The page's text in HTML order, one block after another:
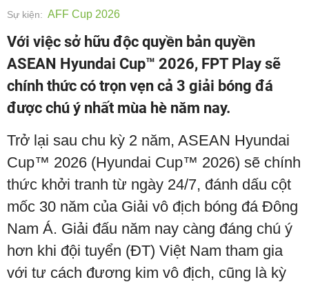
Sự kiện: AFF Cup 2026
Với việc sở hữu độc quyền bản quyền
ASEAN Hyundai Cup™ 2026, FPT Play sẽ
chính thức có trọn vẹn cả 3 giải bóng đá
được chú ý nhất mùa hè năm nay.
Trở lại sau chu kỳ 2 năm, ASEAN Hyundai
Cup™ 2026 (Hyundai Cup™ 2026) sẽ chính
thức khởi tranh từ ngày 24/7, đánh dấu cột
mốc 30 năm của Giải vô địch bóng đá Đông
Nam Á. Giải đấu năm nay càng đáng chú ý
hơn khi đội tuyển (ĐT) Việt Nam tham gia
với tư cách đương kim vô địch, cũng là kỳ